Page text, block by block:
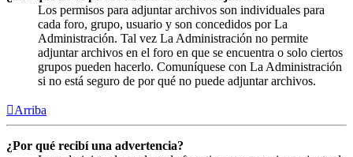
Los permisos para adjuntar archivos son individuales para
cada foro, grupo, usuario y son concedidos por La
Administración. Tal vez La Administración no permite
adjuntar archivos en el foro en que se encuentra o solo ciertos
grupos pueden hacerlo. Comuníquese con La Administración
si no está seguro de por qué no puede adjuntar archivos.
Arriba
¿Por qué recibí una advertencia?